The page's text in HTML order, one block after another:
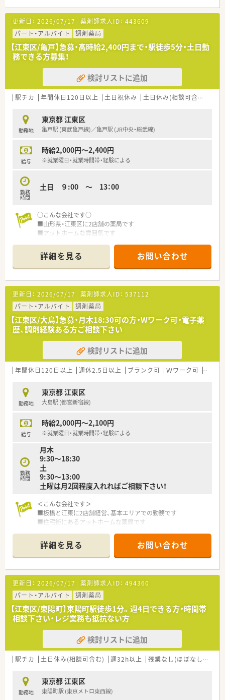
ども取りやすい環境です。
また近年かかりつけの方針に沿い、転勤や異動は少なくなってお
ります。
■キャリアアップできる環境。
2年目：在宅1人訪問、3年目：管理薬剤師、10年目：エリアマネージ
ャーと言ったイメージで上を目指して頂きます
＼こんな労働環境です／
■有給70%程度消化・残業は平均10時間程度！ワークライフバラ
ンス重視されたい方にもお勧めです
■緊急携帯当番制度はエリアごとに当番制のため、3ヶ月に一度
1週間で24,000円程度・実際に配薬業務が発生した場合1件につ
き10,000円の手当もございます。
■休日当番制度（祝祭日開局の店舗）は1年に1回程度です。振替
更新日： 2026/07/17 薬剤師求人ID： 443609
パート・アルバイト
調剤薬局
【江東区/亀戸】急募・高時給2,400円まで・駅徒歩5分・土日勤
務できる方募集！
検討リストに追加
駅チカ 年間休日120日以上 土日祝休み 土日休み(相談可含む)
勤務地
東京都 江東区
亀戸駅 (東武亀戸線)／亀戸駅 (JR中央・総武線)
給与
時給2,000円～2,400円
※就業曜日・就業時間帯・経験による
勤務
時間
土日 ９:00 ～ 13：00
○こんな会社です○
■山形県・江東区に2店舗の薬局です
■アットホームな雰囲気です
詳細を見る お問い合わせ
更新日： 2026/07/17 薬剤師求人ID： 537112
パート・アルバイト
調剤薬局
【江東区/大島】急募・月木18:30可の方・Wワーク可・電子薬
歴、調剤経験ある方ご相談下さい
検討リストに追加
年間休日120日以上 週休2.5日以上 ブランク可 Ｗワーク可 残業
勤務地
東京都 江東区
大島駅 (都営新宿線)
給与
時給2,000円～2,100円
※就業曜日・就業時間帯・経験による
勤務
時間
月木
9:30～18:30
土
9:30～13:00
土曜は月2回程度入れればご相談下さい！
＜こんな会社です＞
■板橋と江東に2店舗経営、基本エリアでの勤務です
■住宅街にあるアットホームな薬局です
＜こんな店舗です＞
■耳鼻科メイン。小児耳鼻が多いのでお子様が好きな方歓迎
■処方は軽めで負担はありません
■広々とした店舗です。昔ながらの薬局ですが内装は綺麗で清
潔感がございます。調剤室も待合室も開放感があります。キッズ
スペースもありお子様連れもお待ち頂けます
＜こんな就業環境です＞
■大島駅からバスになります。車通勤もご相談可能ですが、道が
狭いためパス推奨です
■在宅はなく外来業務のみです
■電子薬歴が直近でご経験があり、調剤経験のブランクがなけれ
ば年齢問わずご相談可能です！
■お子様が好きな方
詳細を見る お問い合わせ
更新日： 2026/07/17 薬剤師求人ID： 494360
パート・アルバイト
調剤薬局
【江東区/東陽町】東陽町駅徒歩1分。週4日できる方・時間帯
相談下さい・レジ業務も抵抗ない方
検討リストに追加
駅チカ 土日休み(相談可含む) 週32h以上 残業なし(ほぼなし含む)
勤務地
東京都 江東区
東陽町駅 (東京メトロ東西線)